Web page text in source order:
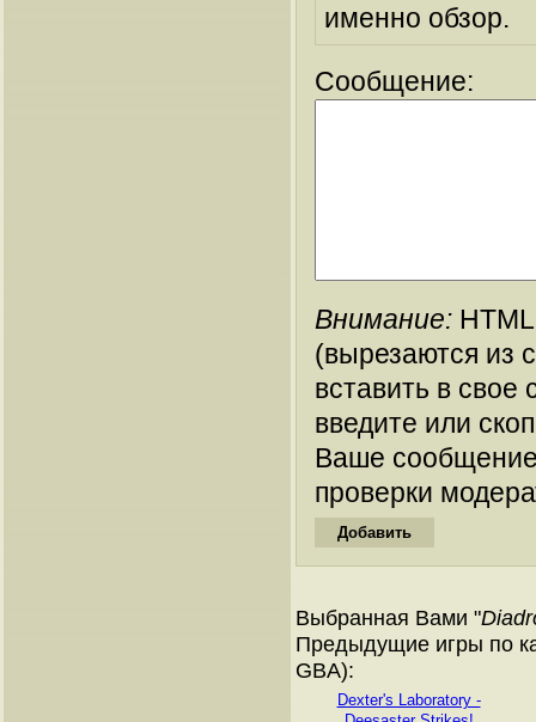
именно обзор.
Сообщение:
Внимание:
(вырезаются из
вставить в
введите или
Ваше
проверки
Выбранная Вами "
Предыдущие игры по
GBA):
Dexter's Laboratory -